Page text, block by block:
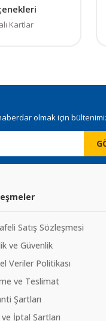
Kartlar
olmak için
Satış Sözleşmesi
ve Güvenlik
Veriler Politikası
ve Teslimat
Şartları
İptal Şartları